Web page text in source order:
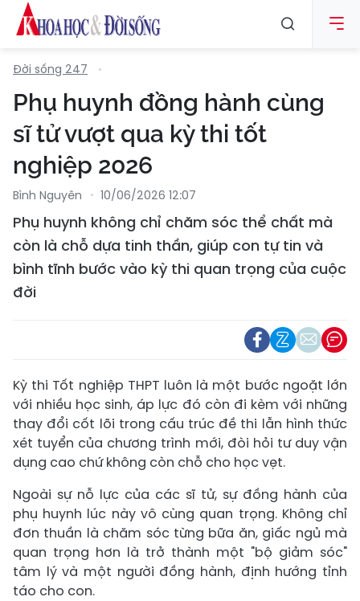
Đời sống 247
Phụ huynh đồng hành cùng
sĩ tử vượt qua kỳ thi tốt
nghiệp 2026
Bình Nguyên 10/06/2026 12:07
Phụ huynh không chỉ chăm sóc thể chất mà
còn là chỗ dựa tinh thần, giúp con tự tin và
bình tĩnh bước vào kỳ thi quan trọng của cuộc
đời
Kỳ thi Tốt nghiệp THPT luôn là một bước ngoặt lớn
với nhiều học sinh, áp lực đó còn đi kèm với những
thay đổi cốt lõi trong cấu trúc đề thi lẫn hình thức
xét tuyển của chương trình mới, đòi hỏi tư duy vận
dụng cao chứ không còn chỗ cho học vẹt.
Ngoài sự nỗ lực của các sĩ tử, sự đồng hành của
phụ huynh lúc này vô cùng quan trọng. Không chỉ
đơn thuần là chăm sóc từng bữa ăn, giấc ngủ mà
quan trọng hơn là trở thành một "bộ giảm sóc"
tâm lý và một người đồng hành, định hướng tỉnh
táo cho con.